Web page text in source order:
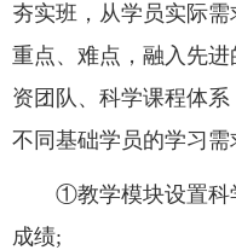
夯实班，从学员实际需
重点、难点，融入先
资团队、科学课程体
不同基础学员的学习需
①教学模块设置科学
成绩;